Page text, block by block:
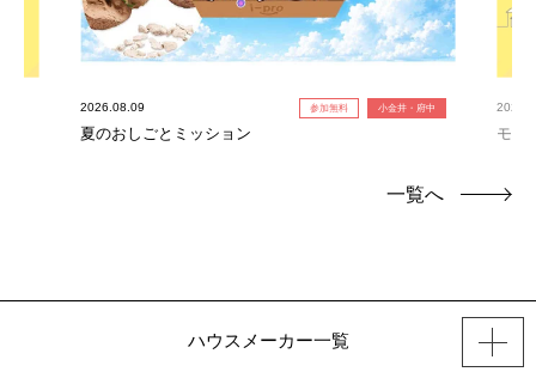
2026.08.09 参加無料 小金井・府中
夏のおしごとミッション モデ
一覧へ
ハウスメーカー一覧